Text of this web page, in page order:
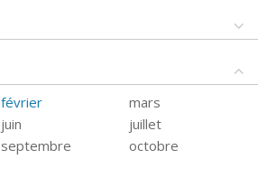
février
mars
juin
juillet
septembre
octobre